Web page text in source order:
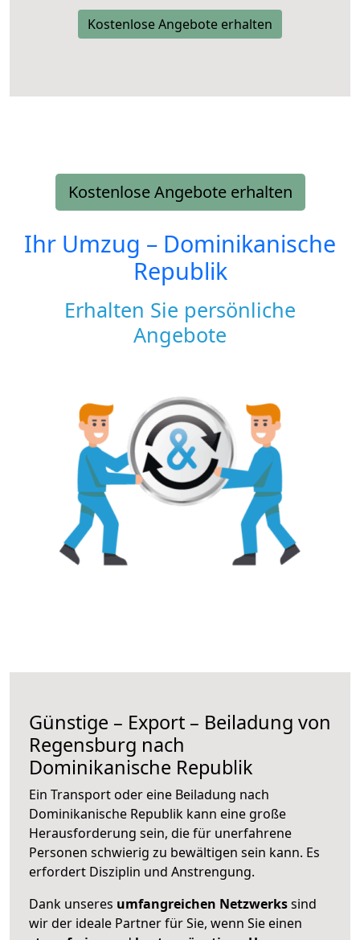
Kostenlose Angebote erhalten
Kostenlose Angebote erhalten
Ihr Umzug – Dominikanische
Republik
Erhalten Sie persönliche
Angebote
Günstige – Export – Beiladung von
Regensburg nach
Dominikanische Republik
Ein Transport oder eine Beiladung nach
Dominikanische Republik kann eine große
Herausforderung sein, die für unerfahrene
Personen schwierig zu bewältigen sein kann. Es
erfordert Disziplin und Anstrengung.
Dank unseres umfangreichen Netzwerkssind
wir der ideale Partner für Sie, wenn Sie einen